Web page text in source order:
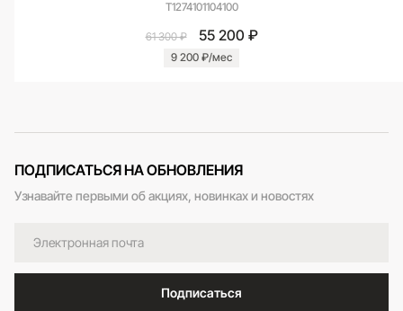
T1274101104100
61 300 ₽ 55 200 ₽
9 200 ₽/мес
ПОДПИСАТЬСЯ НА ОБНОВЛЕНИЯ
Узнавайте первыми об акциях, новинках и новостях
Подписаться